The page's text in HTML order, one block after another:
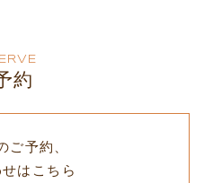
約
ご予約、
はこちら